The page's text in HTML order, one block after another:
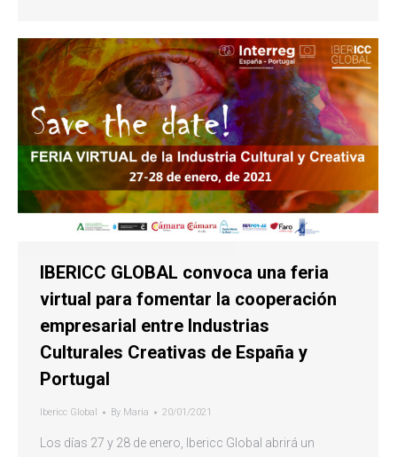
IBERICC GLOBAL convoca una feria
virtual para fomentar la cooperación
empresarial entre Industrias
Culturales Creativas de España y
Portugal
Ibericc Global By Maria 20/01/2021
Los días 27 y 28 de enero, Ibericc Global abrirá un